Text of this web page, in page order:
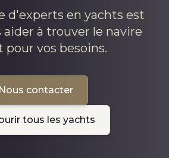
d'experts en yachts est
aider à trouver le navire
pour vos besoins.
Nous contacter
tous les yachts